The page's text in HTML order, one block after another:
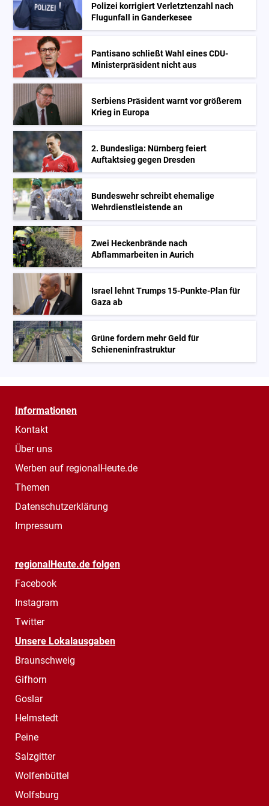
Polizei korrigiert Verletztenzahl nach
Flugunfall in Ganderkesee
Pantisano schließt Wahl eines CDU-
Ministerpräsident nicht aus
Serbiens Präsident warnt vor größerem
Krieg in Europa
2. Bundesliga: Nürnberg feiert
Auftaktsieg gegen Dresden
Bundeswehr schreibt ehemalige
Wehrdienstleistende an
Zwei Heckenbrände nach
Abflammarbeiten in Aurich
Israel lehnt Trumps 15-Punkte-Plan für
Gaza ab
Grüne fordern mehr Geld für
Schieneninfrastruktur
Informationen
Kontakt
Über uns
Werben auf regionalHeute.de
Themen
Datenschutzerklärung
Impressum
regionalHeute.de folgen
Facebook
Instagram
Twitter
Unsere Lokalausgaben
Braunschweig
Gifhorn
Goslar
Helmstedt
Peine
Salzgitter
Wolfenbüttel
Wolfsburg